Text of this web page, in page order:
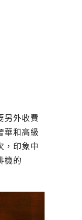
另外收費
華和高級
，印象中
機的